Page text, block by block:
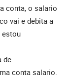
conta, o salario
vai e debita a
estou
de
conta salario.